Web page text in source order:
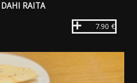
DAHI RAITA
7.90 €